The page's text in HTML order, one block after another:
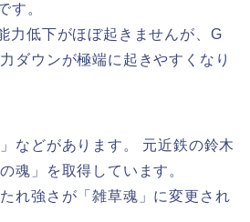
す。
力低下がほぼ起きませんが、G
ダウンが極端に起きやすくなり
などがあります。 元近鉄の鈴木
魂」を取得しています。
れ強さが「雑草魂」に変更され